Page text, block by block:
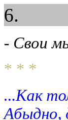
6.
- Свои
* * *
...Как
Абыдно,